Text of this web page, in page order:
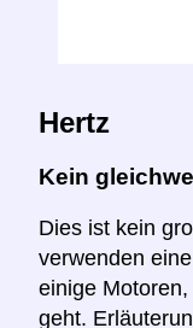
Hertz
Kein
Dies ist kein
verwenden
einige
geht.